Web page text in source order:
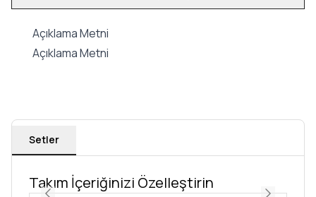
Açıklama Metni
Açıklama Metni
Setler
Takım İçeriğinizi Özelleştirin